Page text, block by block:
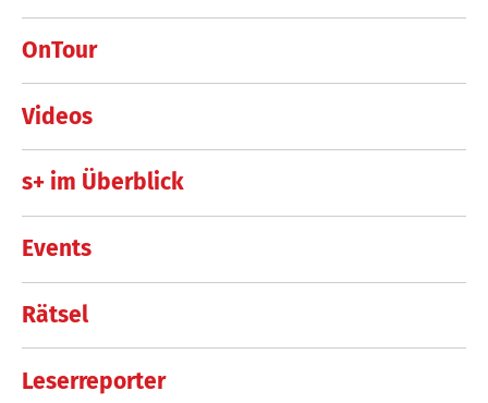
OnTour
Videos
s+ im Überblick
Events
Rätsel
Leserreporter